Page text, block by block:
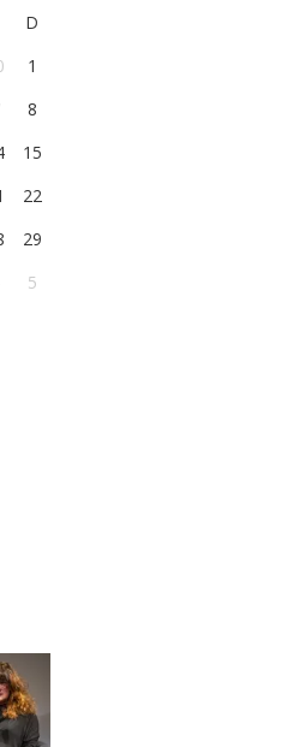
D
1
8
15
22
29
5